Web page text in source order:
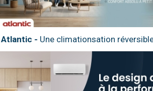
Atlantic - Une climationsation